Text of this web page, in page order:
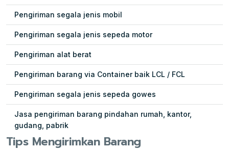
Pengiriman segala jenis mobil
Pengiriman segala jenis sepeda motor
Pengiriman alat berat
Pengiriman barang via Container baik LCL / FCL
Pengiriman segala jenis sepeda gowes
Jasa pengiriman barang pindahan rumah, kantor,
gudang, pabrik
Tips Mengirimkan Barang